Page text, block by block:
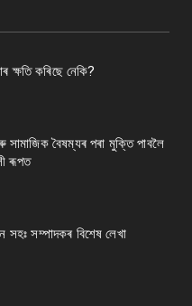
ক্ষতি কৰিছে নেকি?
বৈষম্যৰ পৰা মুক্তি পাবলৈ
ৰূপত
সহঃ সম্পাদকৰ বিশেষ লেখা